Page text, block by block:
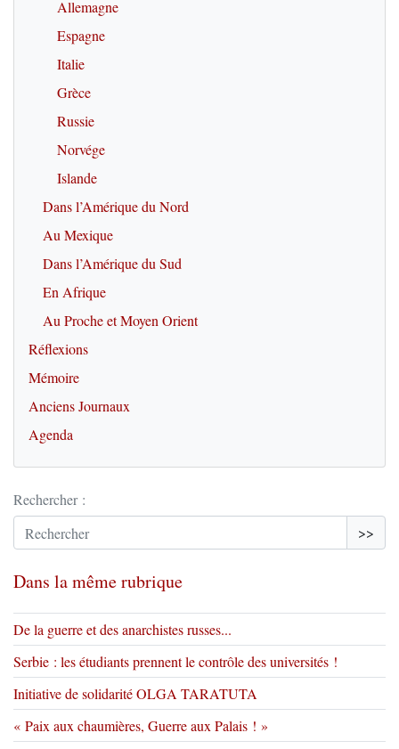
Allemagne
Espagne
Italie
Grèce
Russie
Norvége
Islande
Dans l’Amérique du Nord
Au Mexique
Dans l’Amérique du Sud
En Afrique
Au Proche et Moyen Orient
Réflexions
Mémoire
Anciens Journaux
Agenda
Rechercher :
>>
Dans la même rubrique
De la guerre et des anarchistes russes...
Serbie : les étudiants prennent le contrôle des universités !
Initiative de solidarité OLGA TARATUTA
« Paix aux chaumières, Guerre aux Palais ! »